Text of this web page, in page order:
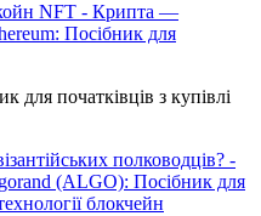
NFT - Крипта —
Посібник для
початківців з купівлі
полководців? -
(ALGO): Посібник для
блокчейн